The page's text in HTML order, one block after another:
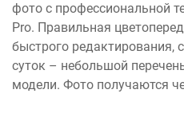
фото с профессиональной
Pro. Правильная
быстрого редактирования,
суток – небольшой
модели. Фото получаются